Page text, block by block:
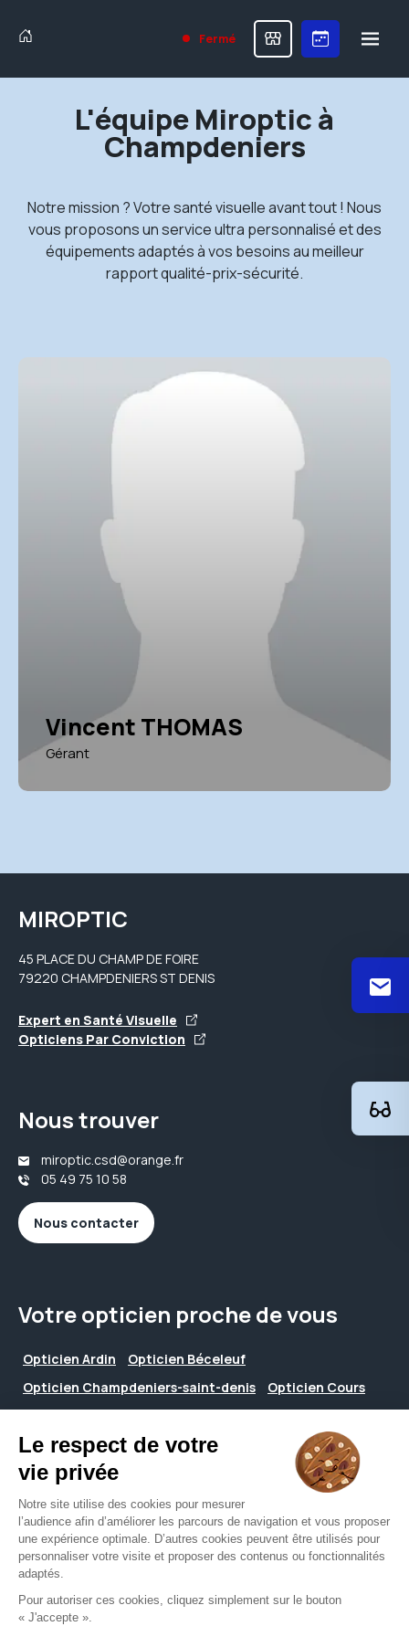
Fermé
L'équipe Miroptic à
Champdeniers
Notre mission ? Votre santé visuelle avant tout ! Nous
vous proposons un service ultra personnalisé et des
équipements adaptés à vos besoins au meilleur
rapport qualité-prix-sécurité.
Vincent THOMAS
Gérant
MIROPTIC
45 PLACE DU CHAMP DE FOIRE
79220 CHAMPDENIERS ST DENIS
Expert en Santé Visuelle
Opticiens Par Conviction
Votre opticien proche de vous
Opticien Ardin
Opticien Béceleuf
Opticien Champdeniers-saint-denis
Opticien Cours
Opticien Faye-sur-ardin
Opticien Germond-rouvre
Opticien La chapelle-bâton
Opticien Mazières-en-gâtine
Opticien Pamplie
Opticien Saint-christophe-sur-roc
Opticien Saint-maixent-de-beugné
Opticien Saint-marc-la-lande
Opticien Saint-pardoux
Opticien Surin
Nous trouver
miroptic.csd@orange.fr
05 49 75 10 58
Nous contacter